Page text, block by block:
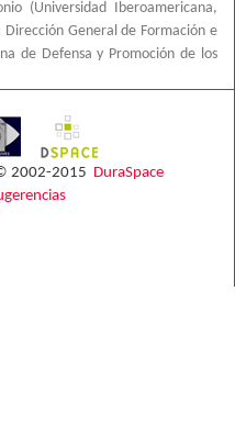
(Universidad Iberoamericana,
General de Formación e
de Defensa y Promoción de los
2002-2015 DuraSpace